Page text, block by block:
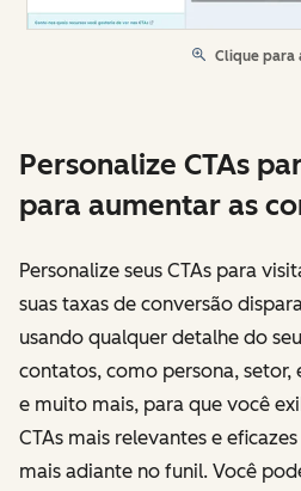
Clique para
Personalize CTAs
para aumentar as
Personalize seus CTAs para
suas taxas de conversão
usando qualquer detalhe do
contatos, como persona,
e muito mais, para que você
CTAs mais relevantes e
mais adiante no funil. Você